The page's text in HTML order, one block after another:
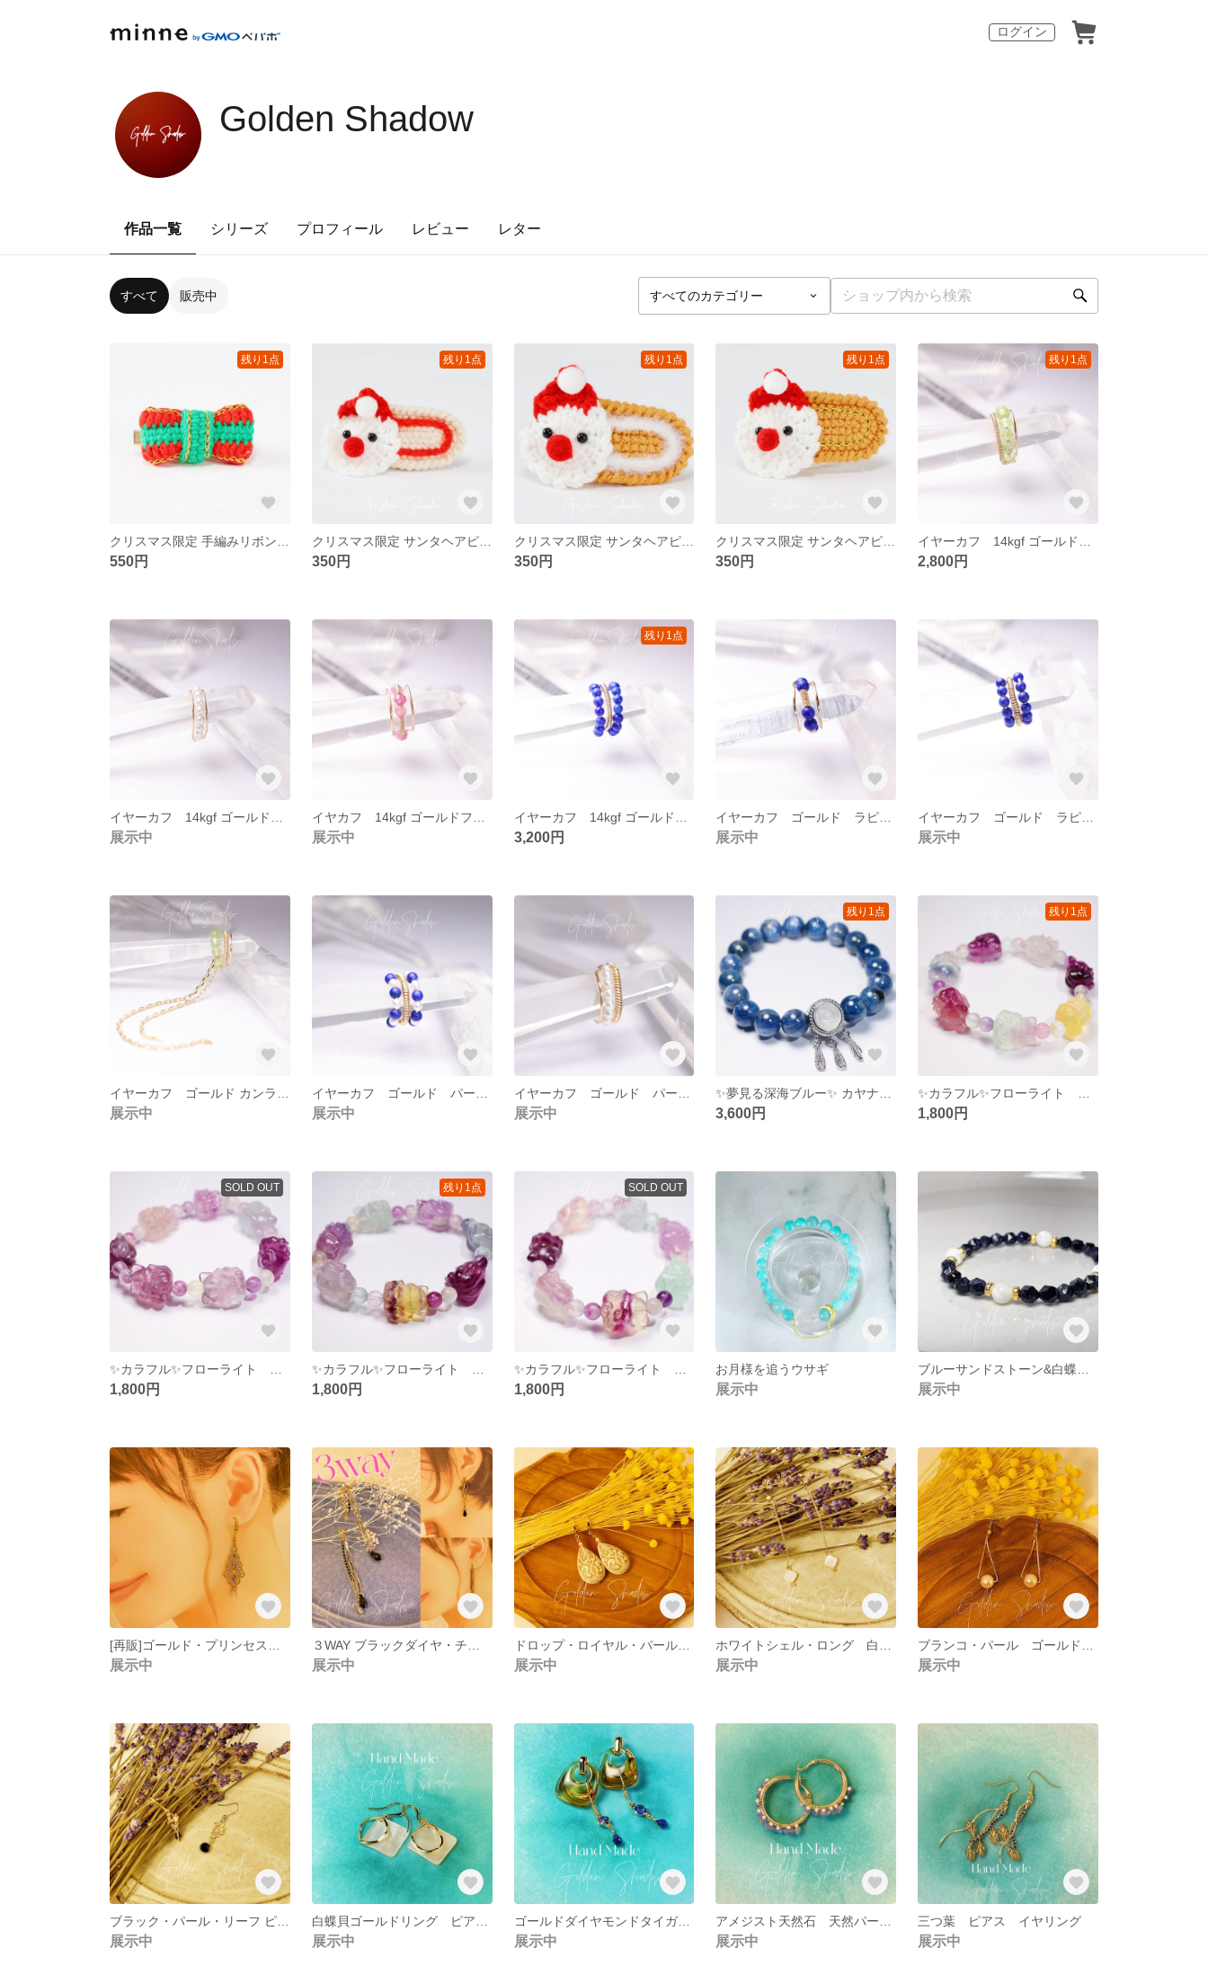
ログイン
Golden Shadow
作品一覧 シリーズ プロフィール レビュー レター
すべて 販売中
残り1点
550円
残り1点
クリスマス限定 サンタヘアピン - 手編みの可愛いサンタフェイスでホリデー気分UP！
350円
残り1点
クリスマス限定 サンタヘアピン - 手編みの可愛いサンタフェイスでホリデー気分UP！
350円
残り1点
350円
残り1点
2,800円
展示中 展示中
残り1点
3,200円 展示中 展示中
展示中 展示中 展示中
残り1点
3,600円
残り1点
1,800円
SOLD OUT
1,800円
残り1点
1,800円
SOLD OUT
1,800円
お月様を追うウサギ
展示中 展示中
展示中 展示中
ドロップ・ロイヤル・パール ピアス イヤリング
展示中 展示中 展示中
展示中 展示中
ゴールドダイヤモンドタイガーラピスラズリ ピアス
展示中 展示中
三つ葉 ピアス イヤリング
展示中